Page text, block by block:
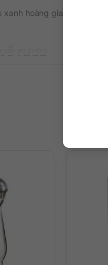
xanh hoàng gia tuyệt
chất, pha chế
và cách
phong phú khi được
Hương vị béo ngọt, cay
ly shot tequila, nhâm